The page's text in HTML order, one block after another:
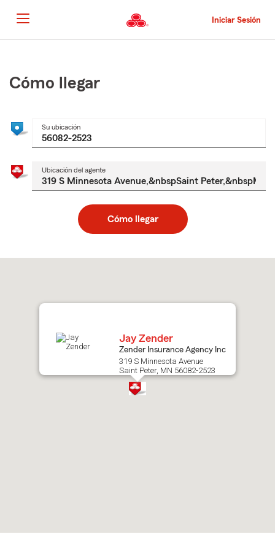
al
contenido
principal
Iniciar Sesión
principal
Cómo llegar
Su ubicación
Ubicación del agente
Cómo llegar
to
Jay Zender
Zender Insurance Agency Inc
319 S Minnesota Avenue
Saint Peter, MN 56082-2523